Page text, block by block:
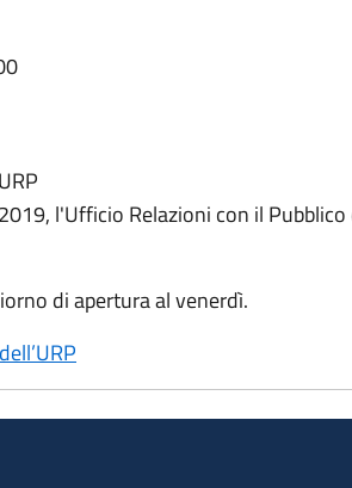
l'Ufficio Relazioni con il
di apertura al venerdì.